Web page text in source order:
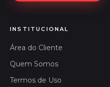
INSTITUCIONAL
Área do Cliente
Quem Somos
Termos de Uso